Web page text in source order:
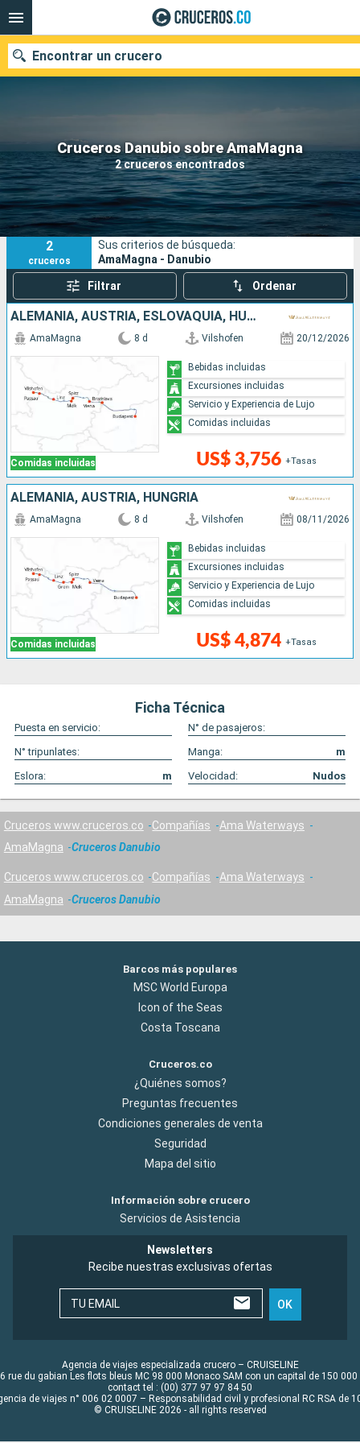
Cruceros Danubio sobre AmaMagna
2 cruceros encontrados
Encontrar un crucero
Fecha de salida
Buscar
2
cruceros
Sus criterios de búsqueda:
AmaMagna - Danubio
Filtrar Ordenar
ALEMANIA, AUSTRIA, ESLOVAQUIA, HUNGRÍA
Comidas incluidas
AmaMagna 8 d Vilshofen 20/12/2026
US$ 3,756 +Tasas
Bebidas incluidas
Excursiones incluidas
Servicio y Experiencia de Lujo
Comidas incluidas
ALEMANIA, AUSTRIA, HUNGRÍA
Comidas incluidas
AmaMagna 8 d Vilshofen 08/11/2026
US$ 4,874 +Tasas
Bebidas incluidas
Excursiones incluidas
Servicio y Experiencia de Lujo
Comidas incluidas
Ficha Técnica
Puesta en servicio:
N° de pasajeros:
N° tripunlates:
Manga:
m
Eslora:
m Velocidad: Nudos
Cruceros www.cruceros.co Compañías
Ama Waterways
AmaMagna
Cruceros Danubio
Cruceros www.cruceros.co Compañías
Ama Waterways
AmaMagna
Cruceros Danubio
Barcos más populares
MSC World Europa
Icon of the Seas
Costa Toscana
Cruceros.co
¿Quiénes somos?
Preguntas frecuentes
Condiciones generales de venta
Seguridad
Mapa del sitio
Información sobre crucero
Servicios de Asistencia
Newsletters
Recibe nuestras exclusivas ofertas
TU EMAIL OK
Agencia de viajes especializada crucero – CRUISELINE
rue du gabian Les flots bleus MC 98 000 Monaco SAM con un capital de 150 000
contact tel : (00) 377 97 97 84 50
de viajes n° 006 02 0007 – Responsabilidad civil y profesional RC RSA de
© CRUISELINE 2026 - all rights reserved